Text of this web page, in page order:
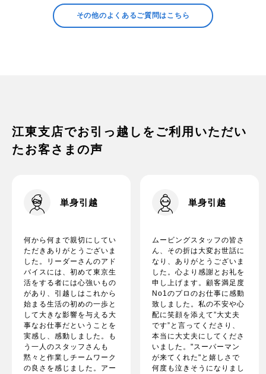
領収証の発行などについて確認したい
その他のよくあるご質問はこちら
江東支店でお引っ越しをご利用いただい
たお客さまの声
単身引越
何から何まで親切にしてい
ただきありがとうございま
した。リーダーさんのアド
バイスには、初めて東京生
活をする者には心強いもの
があり、引越しはこれから
始まる生活の初めの一歩と
して大きな影響を与える大
事なお仕事だということを
実感し、感動しました。も
う一人のスタッフさんも
黙々と作業しチームワーク
の良さを感じました。アー
単身引越
ムービングスタッフの皆さ
ん、その折は大変お世話に
なり、ありがとうございま
した。心より感謝とお礼を
申し上げます。顧客満足度
No1のプロのお仕事に感動
致しました。私の不安や心
配に笑顔を添えて”大丈夫
です”と言ってくださり、
本当に大丈夫にしてくださ
いました。"スーパーマン
が来てくれた"と嬉しさで
何度も泣きそうになりまし